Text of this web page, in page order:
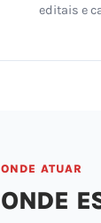
editais e
ONDE ATUAR
ONDE